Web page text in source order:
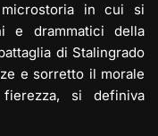
in cui si
e drammatici della
di Stalingrado
e sorretto il morale
si definiva